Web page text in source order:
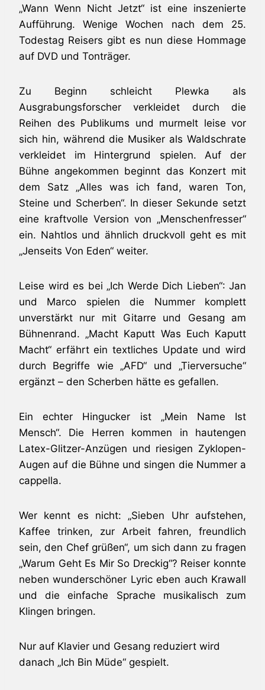
„Wann Wenn Nicht Jetzt“ ist eine inszenierte
Aufführung. Wenige Wochen nach dem 25.
Todestag Reisers gibt es nun diese Hommage
auf DVD und Tonträger.
Zu Beginn schleicht Plewka als
Ausgrabungsforscher verkleidet durch die
Reihen des Publikums und murmelt leise vor
sich hin, während die Musiker als Waldschrate
verkleidet im Hintergrund spielen. Auf der
Bühne angekommen beginnt das Konzert mit
dem Satz „Alles was ich fand, waren Ton,
Steine und Scherben“. In dieser Sekunde setzt
eine kraftvolle Version von „Menschenfresser“
ein. Nahtlos und ähnlich druckvoll geht es mit
„Jenseits Von Eden“ weiter.
Leise wird es bei „Ich Werde Dich Lieben“: Jan
und Marco spielen die Nummer komplett
unverstärkt nur mit Gitarre und Gesang am
Bühnenrand. „Macht Kaputt Was Euch Kaputt
Macht“ erfährt ein textliches Update und wird
durch Begriffe wie „AFD“ und „Tierversuche“
ergänzt – den Scherben hätte es gefallen.
Ein echter Hingucker ist „Mein Name Ist
Mensch“. Die Herren kommen in hautengen
Latex-Glitzer-Anzügen und riesigen Zyklopen-
Augen auf die Bühne und singen die Nummer a
cappella.
Wer kennt es nicht: „Sieben Uhr aufstehen,
Kaffee trinken, zur Arbeit fahren, freundlich
sein, den Chef grüßen“, um sich dann zu fragen
„Warum Geht Es Mir So Dreckig“? Reiser konnte
neben wunderschöner Lyric eben auch Krawall
und die einfache Sprache musikalisch zum
Klingen bringen.
Nur auf Klavier und Gesang reduziert wird
danach „Ich Bin Müde“ gespielt.